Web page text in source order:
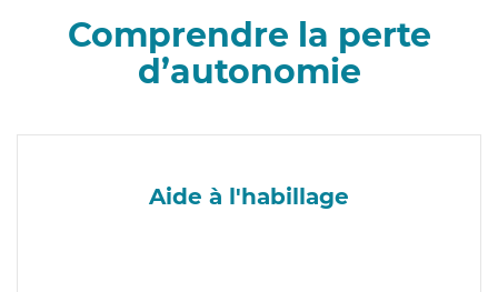
Comprendre la perte
d’autonomie
Aide à l'habillage